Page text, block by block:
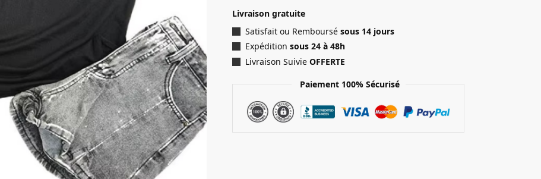
Livraison gratuite
Satisfait ou Remboursésous 14 jours
Expédition sous 24 à 48h
Livraison SuivieOFFERTE
Paiement 100% Sécurisé